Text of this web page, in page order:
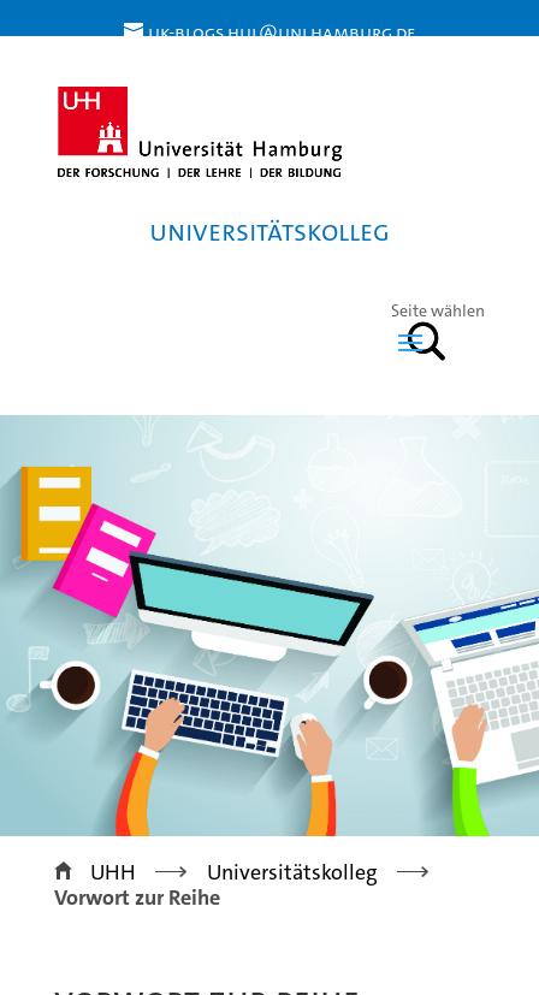
uk-blogs.hul@uni.hamburg.de
Universitätskolleg
Seite wählen
UHH > Universitätskolleg
>
Vorwort zur Reihe